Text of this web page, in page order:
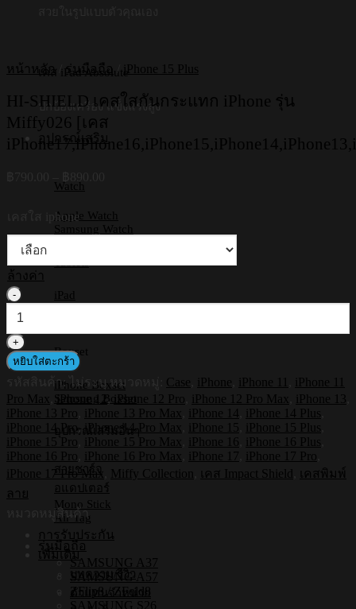
เคส iPad Absolute
ปกป้องเครื่อง แข็งแรงสูง
อุปกรณ์เสริม
Watch
Apple Watch
Samsung Watch
Tablets
iPad
Boxset
iPhone Boxset
Samsung Boxset
อุปกรณ์เสริมอื่นๆ
สายชาร์จ
อแดปเตอร์
Mono Stick
Air Tag
การรับประกัน
เพิ่มเติม
บทความ/รีวิว
ตัวแทนจำหน่าย
หน้าหลัก / รุ่นมือถือ / iPhone 15 Plus
HI-SHIELD เคสใสกันกระแทก iPhone รุ่น
Miffy026 [เคส
through
฿890.00
เคสใส iphone
ล้างค่า
จำนวน
SHIELD
เคส
ใส
กระแทก
iPhone
รุ่น
Miffy026
[เคส
iPhone17,iPhone16,iPhone15,iPhone14,iPhone13,iPhone12]
หยิบใส่ตะกร้า
รหัสสินค้า: ไม่ระบุ หมวดหมู่: Case iPhone iPhone 11
iPhone 11
Pro Max iPhone 12 , iPhone 12 Pro iPhone 12 Pro Max iPhone 13
iPhone 13 Pro
iPhone 13 Pro Max iPhone 14 iPhone 14 Plus
iPhone 14 Pro, iPhone 14 Pro Max iPhone 15 iPhone 15 Plus
iPhone 15 Pro
iPhone 15 Pro Max iPhone 16 iPhone 16 Plus
iPhone 16 Pro
iPhone 16 Pro Max iPhone 17 iPhone 17 Pro
iPhone 17 Pro Max
Miffy Collection เคส Impact Shield
เคสพิมพ์
ลาย
หมวดหมู่สินค้า
รุ่นมือถือ
SAMSUNG A37
SAMSUNG A57
ZFlip8 / ZFold8
SAMSUNG S26